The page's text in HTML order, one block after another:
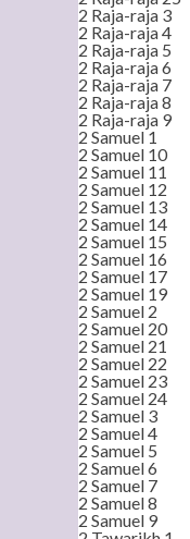
2 Raja-raja 3
2 Raja-raja 4
2 Raja-raja 5
2 Raja-raja 6
2 Raja-raja 7
2 Raja-raja 8
2 Raja-raja 9
2 Samuel 1
2 Samuel 10
2 Samuel 11
2 Samuel 12
2 Samuel 13
2 Samuel 14
2 Samuel 15
2 Samuel 16
2 Samuel 17
2 Samuel 19
2 Samuel 2
2 Samuel 20
2 Samuel 21
2 Samuel 22
2 Samuel 23
2 Samuel 24
2 Samuel 3
2 Samuel 4
2 Samuel 5
2 Samuel 6
2 Samuel 7
2 Samuel 8
2 Samuel 9